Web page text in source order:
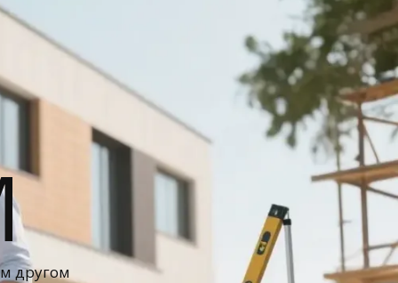
другом